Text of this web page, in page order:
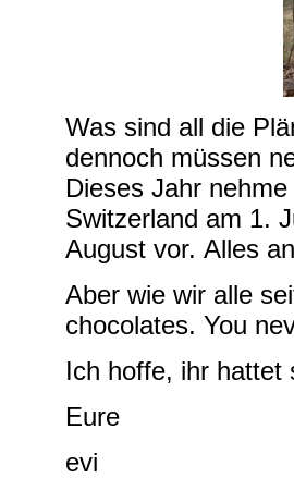
Was sind all die
dennoch müssen
Dieses Jahr
Switzerland am 1.
August vor. Alles
Aber wie wir alle
chocolates. You
Ich hoffe, ihr hattet
Eure
evi